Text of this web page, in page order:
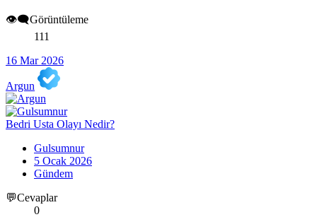
👁️‍🗨️Görüntüleme
111
16 Mar 2026
Argun
Bedri Usta Olayı Nedir?
Gulsumnur
5 Ocak 2026
Gündem
💬Cevaplar
0